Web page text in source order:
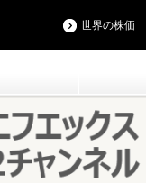
世界の株価